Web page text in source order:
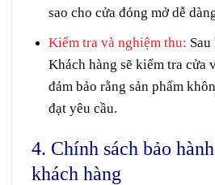
sao cho cửa đóng mở dễ
Kiểm tra và nghiệm thu:
Khách hàng sẽ kiểm tra cửa
đảm bảo rằng sản phẩm
đạt yêu cầu.
4. Chính sách bảo
khách hàng